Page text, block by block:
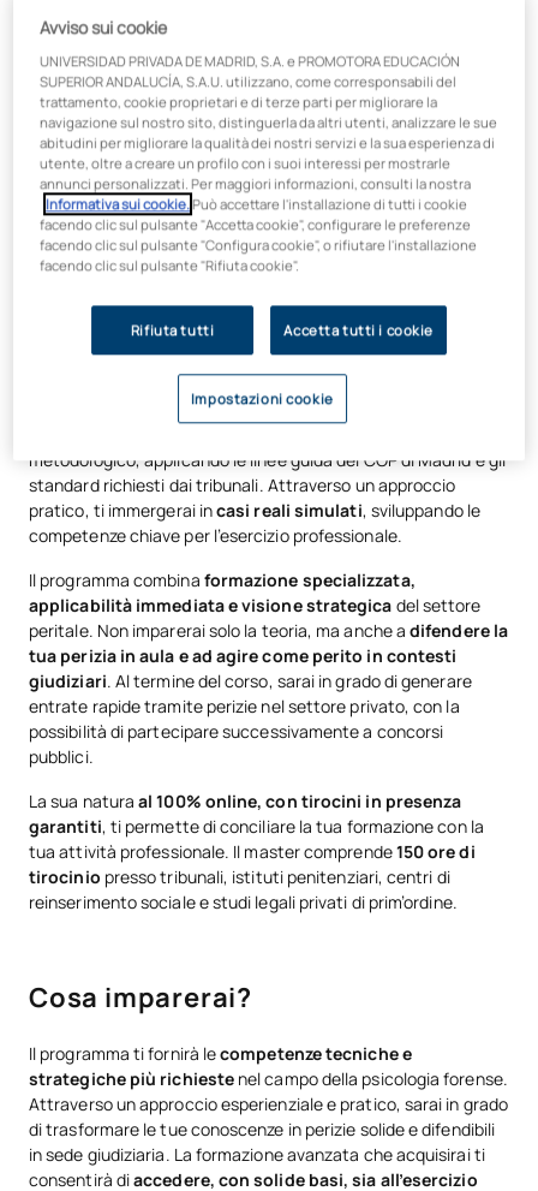
Diventa perito giudiziario: ottime
prospettive di lavoro fin dal primo
giorno
Questo master va oltre i programmi tradizionali incentrati
sulla teoria giuridica o sull’intervento clinico.
pratica forense in un unico approccio esperienziale
preparandoti a esercitare come perito privato con
valutare il danno psicologico, a stimare il
metodologico, applicando le linee guida del COP di Madrid e gli
standard richiesti dai tribunali. Attraverso un approccio
pratico, ti immergerai incasi reali simulati, sviluppando le
competenze chiave per l’esercizio professionale.
Il programma combina formazione specializzata,
applicabilità immediata e visione strategica del settore
peritale. Non imparerai solo la teoria, ma anche adifendere la
tua perizia in aula e ad agire come perito in contesti
giudiziari. Al termine del corso, sarai in grado di generare
entrate rapide tramite perizie nel settore privato, con la
possibilità di partecipare successivamente a concorsi
pubblici.
La sua naturaal 100% online, con tirocini in presenza
garantiti, ti permette di conciliare la tua formazione con la
tua attività professionale. Il master comprende150 ore di
tirocinio presso tribunali, istituti penitenziari, centri di
reinserimento sociale e studi legali privati di prim’ordine.
Cosa imparerai?
Il programma ti fornirà lecompetenze tecniche e
strategiche più richieste nel campo della psicologia forense.
Attraverso un approccio esperienziale e pratico, sarai in grado
di trasformare le tue conoscenze in perizie solide e difendibili
in sede giudiziaria. La formazione avanzata che acquisirai ti
consentirà diaccedere, con solide basi, sia all’esercizio
Avviso sui cookie
UNIVERSIDAD PRIVADA DE MADRID, S.A. e PROMOTORA EDUCACIÓN
SUPERIOR ANDALUCÍA, S.A.U. utilizzano, come corresponsabili del
trattamento, cookie proprietari e di terze parti per migliorare la
navigazione sul nostro sito, distinguerla da altri utenti, analizzare le sue
abitudini per migliorare la qualità dei nostri servizi e la sua esperienza di
utente, oltre a creare un profilo con i suoi interessi per mostrarle
annunci personalizzati. Per maggiori informazioni, consulti la nostra
Informativa sui cookie.Può accettare l'installazione di tutti i cookie
facendo clic sul pulsante "Accetta cookie", configurare le preferenze
facendo clic sul pulsante "Configura cookie", o rifiutare l'installazione
facendo clic sul pulsante "Rifiuta cookie".
Rifiuta tutti Accetta tutti i cookie
Impostazioni cookie